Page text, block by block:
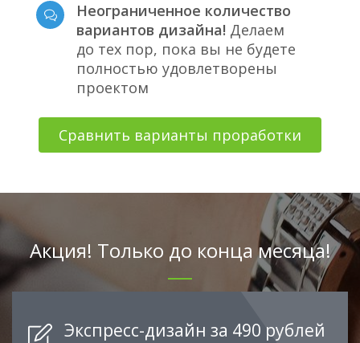
Неограниченное количество
вариантов дизайна! Делаем
до тех пор, пока вы не будете
полностью удовлетворены
проектом
Сравнить варианты проработки
Акция! Только до конца месяца!
Экспресс-дизайн за 490 рублей